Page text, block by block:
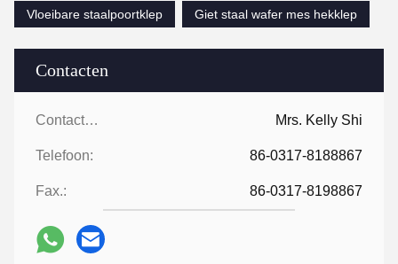
Contacten
Contacten: Mrs. Kelly Shi
Telefoon: 86-0317-8188867
Fax.: 86-0317-8198867
Vloeibare staalpoortklep Giet staal wafer mes hekklep